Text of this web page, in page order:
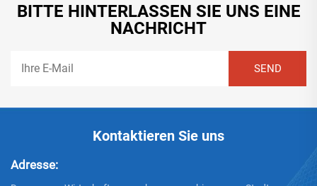
BITTE HINTERLASSEN SIE UNS EINE
NACHRICHT
Kontaktieren Sie uns
Adresse: